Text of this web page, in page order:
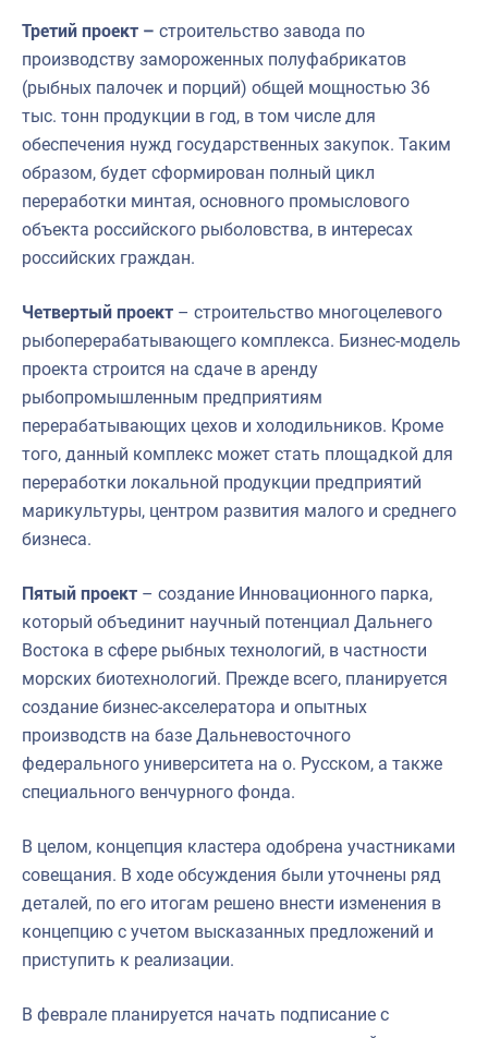
Третий проект – строительство завода по
производству замороженных полуфабрикатов
(рыбных палочек и порций) общей мощностью 36
тыс. тонн продукции в год, в том числе для
обеспечения нужд государственных закупок. Таким
образом, будет сформирован полный цикл
переработки минтая, основного промыслового
объекта российского рыболовства, в интересах
российских граждан.
Четвертый проект – строительство многоцелевого
рыбоперерабатывающего комплекса. Бизнес-модель
проекта строится на сдаче в аренду
рыбопромышленным предприятиям
перерабатывающих цехов и холодильников. Кроме
того, данный комплекс может стать площадкой для
переработки локальной продукции предприятий
марикультуры, центром развития малого и среднего
бизнеса.
Пятый проект – создание Инновационного парка,
который объединит научный потенциал Дальнего
Востока в сфере рыбных технологий, в частности
морских биотехнологий. Прежде всего, планируется
создание бизнес-акселератора и опытных
производств на базе Дальневосточного
федерального университета на о. Русском, а также
специального венчурного фонда.
В целом, концепция кластера одобрена участниками
совещания. В ходе обсуждения были уточнены ряд
деталей, по его итогам решено внести изменения в
концепцию с учетом высказанных предложений и
приступить к реализации.
В феврале планируется начать подписание с